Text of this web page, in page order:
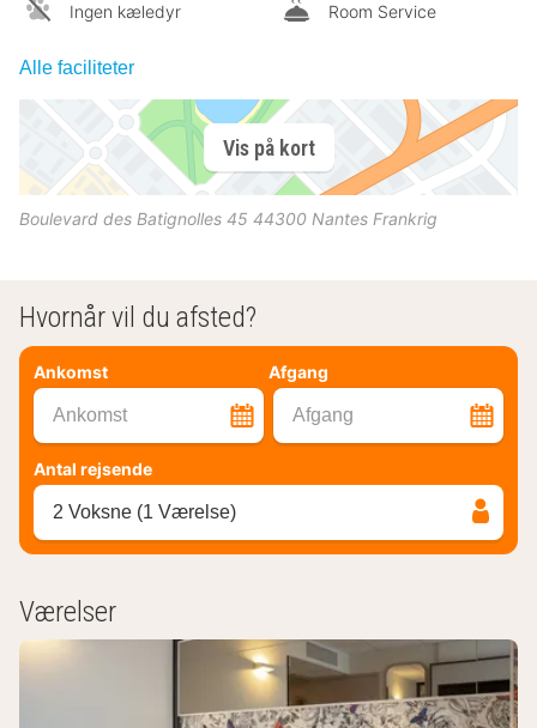
Ingen kæledyr
Room Service
Alle faciliteter
Vis på kort
Boulevard des Batignolles 45 44300 Nantes Frankrig
Hvornår vil du afsted?
Ankomst Afgang
Ankomst Afgang
Antal rejsende
2 Voksne (1 Værelse)
Værelser